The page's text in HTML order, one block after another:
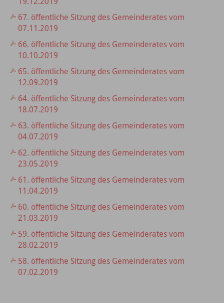
67. öffentliche Sitzung des Gemeinderates vom
07.11.2019
66. öffentliche Sitzung des Gemeinderates vom
10.10.2019
65. öffentliche Sitzung des Gemeinderates vom
12.09.2019
64. öffentliche Sitzung des Gemeinderates vom
18.07.2019
63. öffentliche Sitzung des Gemeinderates vom
04.07.2019
62. öffentliche Sitzung des Gemeinderates vom
23.05.2019
61. öffentliche Sitzung des Gemeinderates vom
11.04.2019
60. öffentliche Sitzung des Gemeinderates vom
21.03.2019
59. öffentliche Sitzung des Gemeinderates vom
28.02.2019
58. öffentliche Sitzung des Gemeinderates vom
07.02.2019